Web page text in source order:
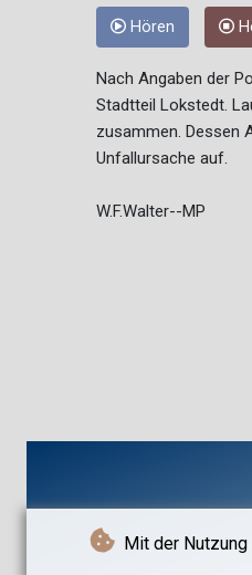
Mit der
Hören
Nach Angaben der
Stadtteil Lokstedt.
zusammen. Dessen
Unfallursache auf.
W.F.Walter--MP